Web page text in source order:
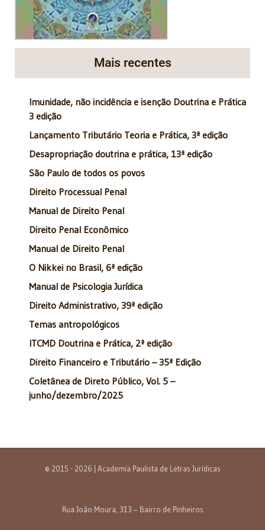
Mais recentes
Imunidade, não incidência e isenção Doutrina e Prática
3 edição
Lançamento Tributário Teoria e Prática, 3ª edição
Desapropriação doutrina e prática, 13ª edição
São Paulo de todos os povos
Direito Processual Penal
Manual de Direito Penal
Direito Penal Econômico
Manual de Direito Penal
O Nikkei no Brasil, 6ª edição
Manual de Psicologia Jurídica
Direito Administrativo, 39ª edição
Temas antropológicos
ITCMD Doutrina e Prática, 2ª edição
Direito Financeiro e Tributário – 35ª Edição
Coletânea de Direto Público, Vol. 5 –
junho/dezembro/2025
© 2015 - 2026 | Academia Paulista de Letras Jurídicas
Rua João Moura, 313 – Bairro de Pinheiros